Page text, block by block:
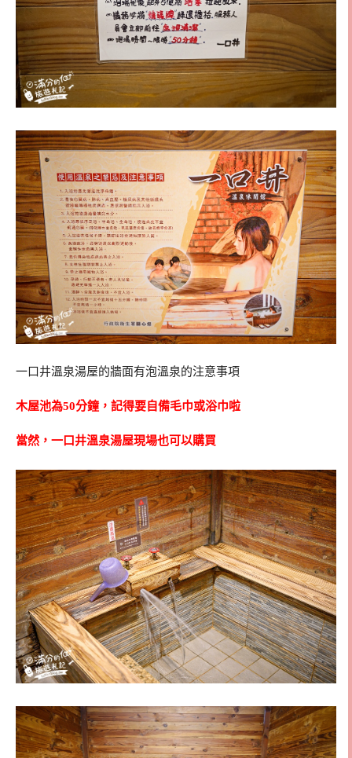
一口井溫泉湯屋的牆面有泡溫泉的注意事項
木屋池為50分鐘，記得要自備毛巾或浴巾啦
當然，一口井溫泉湯屋現場也可以購買